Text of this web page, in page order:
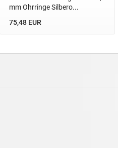
mm Ohrringe Silbero...
75,48 EUR